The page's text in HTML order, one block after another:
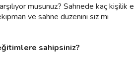
musunuz? Sahnede kaç kişilik
ve sahne düzenini siz mi
sahipsiniz?